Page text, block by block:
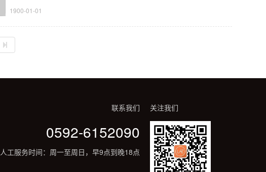
1900-01-01
联系我们
0592-6152090
人工服务时间：周一至周日，早9点到晚18点
关注我们